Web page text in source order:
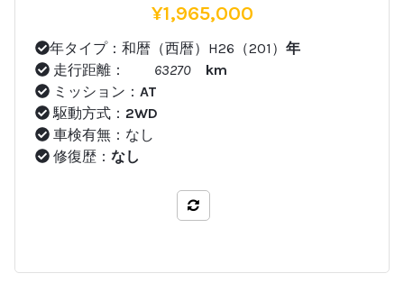
¥1,965,000
年タイプ：和暦（西暦）H26（201） 年
走行距離： 63270
km
ミッション： AT
駆動方式： 2WD
車検有無：なし
修復歴： なし
比較する